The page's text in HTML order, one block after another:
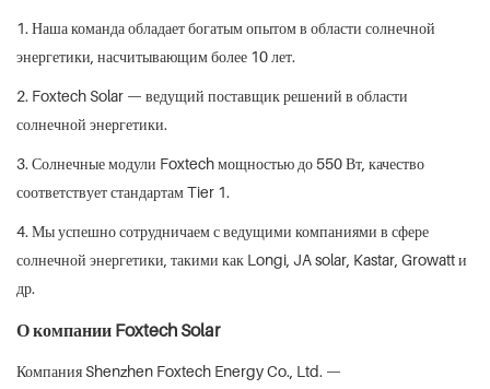
1. Наша команда обладает богатым опытом в области солнечной
энергетики, насчитывающим более 10 лет.
2. Foxtech Solar — ведущий поставщик решений в области
солнечной энергетики.
3. Солнечные модули Foxtech мощностью до 550 Вт, качество
соответствует стандартам Tier 1.
4. Мы успешно сотрудничаем с ведущими компаниями в сфере
солнечной энергетики, такими как Longi, JA solar, Kastar, Growatt и
др.
О компании Foxtech Solar
Компания Shenzhen Foxtech Energy Co., Ltd. —